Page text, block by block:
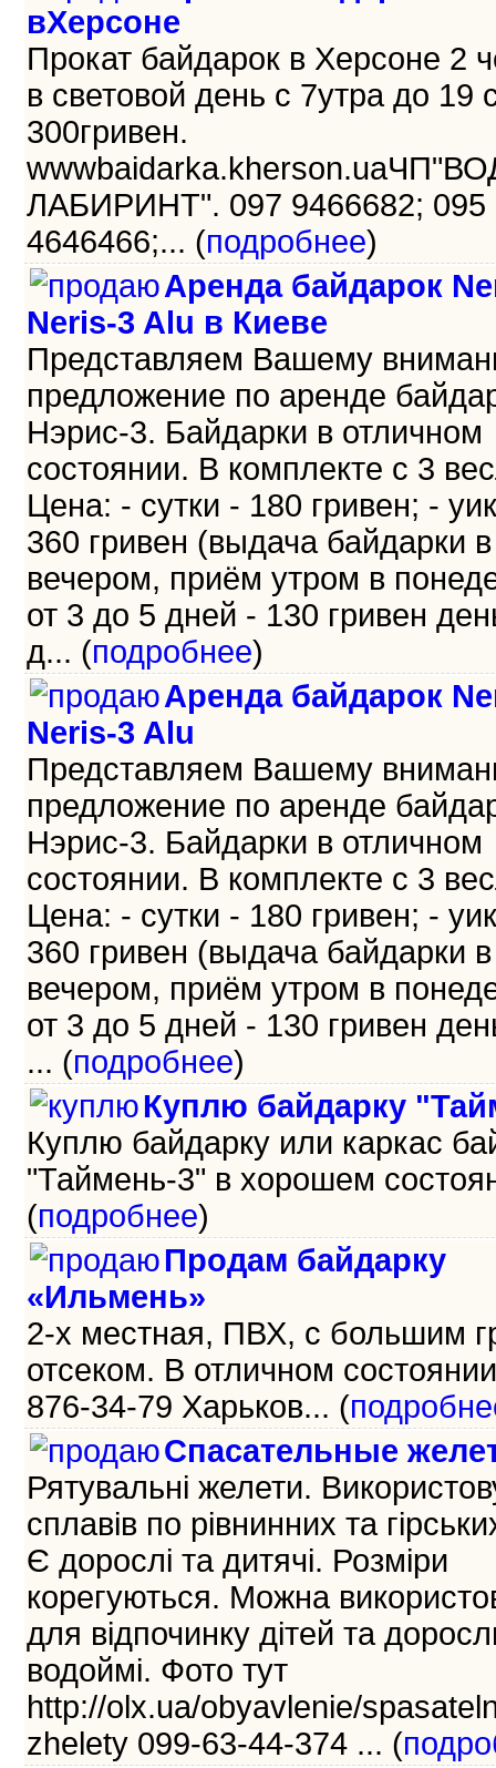
вХерсоне
Прокат байдарок в Херсоне 2
в световой день с 7утра до 19
300гривен.
ЛАБИРИНТ". 097 9466682; 095
4646466;... (подробнее)
Аренда байдарок
Neris-3 Alu в Киеве
Представляем Вашему
предложение по аренде
Нэрис-3. Байдарки в отличном
состоянии. В комплекте с 3
Цена: - сутки - 180 гривен; -
360 гривен (выдача байдарки
вечером, приём утром в
от 3 до 5 дней - 130 гривен
д... (подробнее)
Аренда байдарок
Neris-3 Alu
Представляем Вашему
предложение по аренде
Нэрис-3. Байдарки в отличном
состоянии. В комплекте с 3
Цена: - сутки - 180 гривен; -
360 гривен (выдача байдарки
вечером, приём утром в
от 3 до 5 дней - 130 гривен
... (подробнее)
Куплю байдарку
Куплю байдарку или каркас
"Таймень-3" в хорошем
(подробнее)
Продам байдарку
«Ильмень»
2-х местная, ПВХ, с большим
отсеком. В отличном
876-34-79 Харьков... (
Спасательные
Рятувальні желети.
сплавів по рівнинних та
Є дорослі та дитячі. Розміри
корегуються. Можна
для відпочинку дітей та
водоймі. Фото тут
http://olx.ua/obyavlenie/
zhelety 099-63-44-374 ... (